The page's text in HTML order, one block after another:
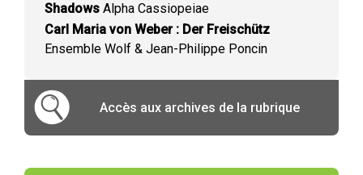
Shadows Alpha Cassiopeiae
Carl Maria von Weber : Der Freischütz
Ensemble Wolf & Jean-Philippe Poncin
Accès aux archives de la rubrique